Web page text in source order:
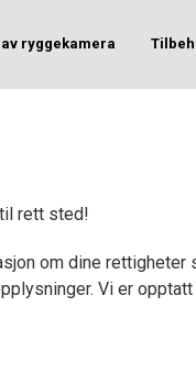
ryggekamera
rett sted!
om dine
Vi er